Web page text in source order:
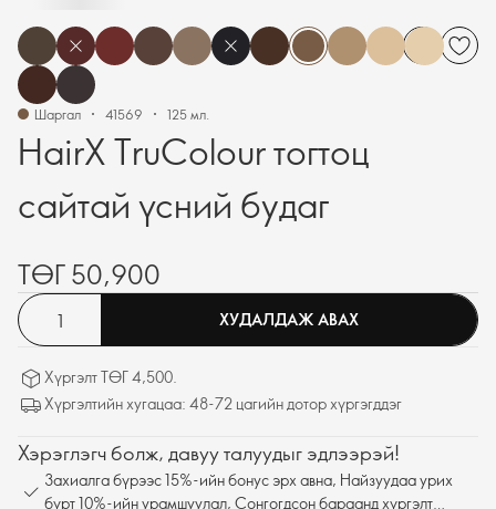
HairX TruColour тогтоц
сайтай үсний будаг
Шаргал 41569 125 мл.
ТӨГ 50,900
ХУДАЛДАЖ АВАХ
Хүргэлт ТӨГ 4,500.
Хүргэлтийн хугацаа: 48-72 цагийн дотор хүргэгддэг
Хэрэглэгч болж, давуу талуудыг эдлээрэй!
Захиалга бүрээс 15%-ийн бонус эрх авна, Найзуудаа урих
бүрт 10%-ийн урамшуулал, Сонгогдсон бараанд хүргэлт